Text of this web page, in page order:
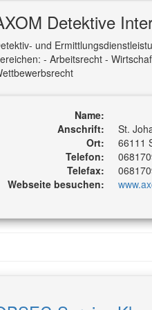
Detektive
und
- Arbeitsrecht -
Name:
Anschrift:
St.
Ort:
66111
Telefon:
Telefax:
Webseite besuchen: